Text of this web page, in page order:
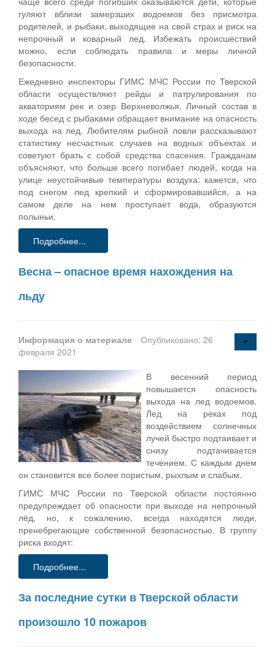
гуляют вблизи замерзших водоемов без присмотра
родителей, и рыбаки, выходящие на свой страх и риск на
непрочный и коварный лед. Избежать происшествий
можно, если соблюдать правила и меры личной
безопасности.
Ежедневно инспекторы ГИМС МЧС России по Тверской
области осуществляют рейды и патрулирования по
акваториям рек и озер Верхневолжья. Личный состав в
ходе бесед с рыбаками обращает внимание на опасность
выхода на лед. Любителям рыбной ловли рассказывают
статистику несчастных случаев на водных объектах и
советуют брать с собой средства спасения. Гражданам
объясняют, что больше всего погибает людей, когда на
улице неустойчивые температуры воздуха: кажется, что
под снегом лед крепкий и сформировавшийся, а на
самом деле на нем проступает вода, образуются
полыньи.
Подробнее...
Весна – опасное время нахождения на
льду
Информация о материале
Опубликовано: 26
февраля 2021
В весенний период
повышается опасность
выхода на лед водоемов.
Лед на реках под
воздействием солнечных
лучей быстро подтаивает и
снизу подтачивается
течением. С каждым днем
он становится все более пористым, рыхлым и слабым.
ГИМС МЧС России по Тверской области постоянно
предупреждает об опасности при выходе на непрочный
лёд, но, к сожалению, всегда находятся люди,
пренебрегающие собственной безопасностью. В группу
риска входят:
Подробнее...
За последние сутки в Тверской области
произошло 10 пожаров